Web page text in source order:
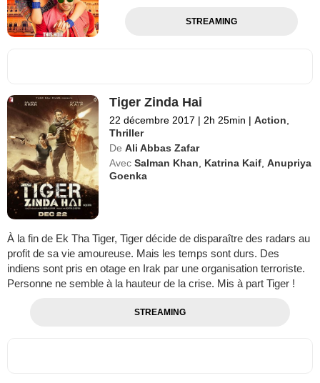
STREAMING
Tiger Zinda Hai
22 décembre 2017 | 2h 25min | Action
Thriller
De Ali Abbas Zafar
Avec Salman Khan Katrina Kaif ,Anupriya
Goenka
À la fin de Ek Tha Tiger, Tiger décide de disparaître des radars au
profit de sa vie amoureuse. Mais les temps sont durs. Des
indiens sont pris en otage en Irak par une organisation terroriste.
Personne ne semble à la hauteur de la crise. Mis à part Tiger !
STREAMING